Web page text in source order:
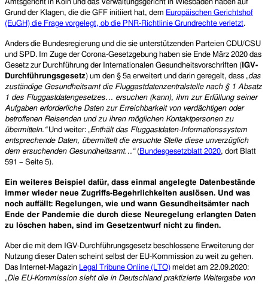
Amtsgericht in Köln und das Verwaltungsgericht in Wiesbaden haben auf
Grund der Klagen, die die GFF initiiert hat, dem Europäischen Gerichtshof
(EuGH) die Frage vorgelegt, ob die PNR-Richtlinie Grundrechte verletzt.
Anders die Bundesregierung und die sie unterstützenden Parteien CDU/CSU
und SPD. Im Zuge der Corona-Gesetzgebung haben sie Ende März 2020 das
Gesetz zur Durchführung der Internationalen Gesundheitsvorschriften ( IGV-
Durchführungsgesetz) um den § 5a erweitert und darin geregelt, dass „das
zuständige Gesundheitsamt die Fluggastdatenzentralstelle nach § 1 Absatz
1 des Fluggastdatengesetzes… ersuchen (kann), ihm zur Erfüllung seiner
Aufgaben erforderliche Daten zur Erreichbarkeit von verdächtigen oder
betroffenen Reisenden und zu ihren möglichen Kontaktpersonen zu
übermitteln.“Und weiter: „Enthält das Fluggastdaten-Informationssystem
entsprechende Daten, übermittelt die ersuchte Stelle diese unverzüglich
dem ersuchenden Gesundheitsamt…“ (Bundesgesetzblatt 2020, dort Blatt
591 – Seite 5).
Ein weiteres Beispiel dafür, dass einmal angelegte Datenbestände
immer wieder neue Zugriffs-Begehrlichkeiten auslösen. Und was
noch auffällt: Regelungen, wie und wann Gesundheitsämter nach
Ende der Pandemie die durch diese Neuregelung erlangten Daten
zu löschen haben, sind im Gesetzentwurf nicht zu finden.
Aber die mit dem IGV-Durchführungsgesetz beschlossene Erweiterung der
Nutzung dieser Daten scheint selbst der EU-Kommission zu weit zu gehen.
Das Internet-Magazin Legal Tribune Online (LTO) meldet am 22.09.2020:
„Die EU-Kommission sieht die in Deutschland praktizierte Weitergabe von